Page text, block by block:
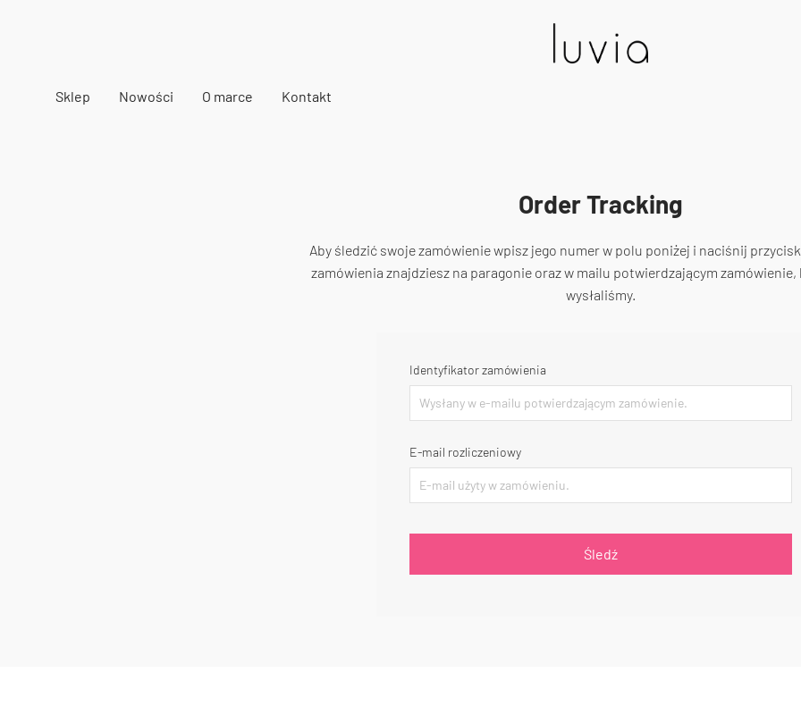
Sklep Nowości O marce Kontakt
Order Tracking
Aby śledzić swoje zamówienie wpisz jego numer w polu poniżej i naciśnij
zamówienia znajdziesz na paragonie oraz w mailu potwierdzającym
wysłaliśmy.
Identyfikator zamówienia
E-mail rozliczeniowy
Śledź